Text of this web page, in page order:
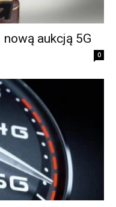
nową aukcją 5G
0